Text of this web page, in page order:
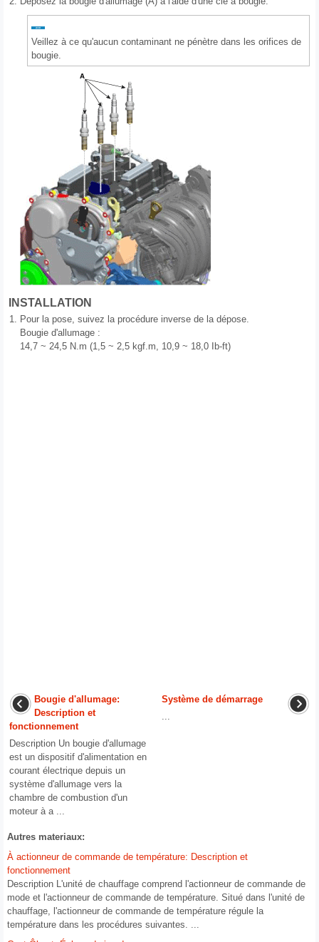
Veillez à ce qu'aucun contaminant ne pénètre dans les orifices de
bougie.
INSTALLATION
1. Pour la pose, suivez la procédure inverse de la dépose.
Bougie d'allumage :
14,7 ~ 24,5 N.m (1,5 ~ 2,5 kgf.m, 10,9 ~ 18,0 Ib-ft)
Bougie d'allumage:
Description et
fonctionnement
Description Un bougie d'allumage
est un dispositif d'alimentation en
courant électrique depuis un
système d'allumage vers la
chambre de combustion d'un
moteur à a ...
Système de démarrage
...
Autres materiaux:
À actionneur de commande de température: Description et
fonctionnement
Description L'unité de chauffage comprend l'actionneur de commande de
mode et l'actionneur de commande de température. Situé dans l'unité de
chauffage, l'actionneur de commande de température régule la
température dans les procédures suivantes. ...